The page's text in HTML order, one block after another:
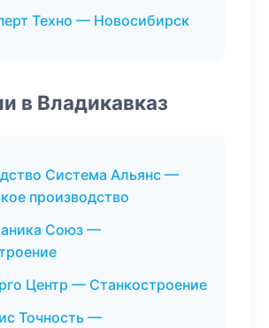
Техно — Новосибирск
в Владикавказ
Система Альянс —
производство
Союз —
Центр — Станкостроение
Точность —